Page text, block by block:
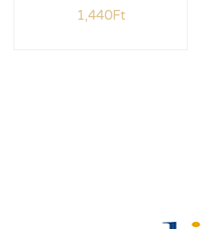
1,440Ft